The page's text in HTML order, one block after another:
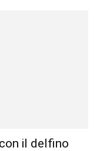
il delfino